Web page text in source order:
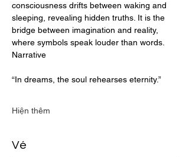
consciousness drifts between waking and
sleeping, revealing hidden truths. It is the
bridge between imagination and reality,
where symbols speak louder than words.
Narrative
“In dreams, the soul rehearses eternity.”
Hiện thêm
Vé